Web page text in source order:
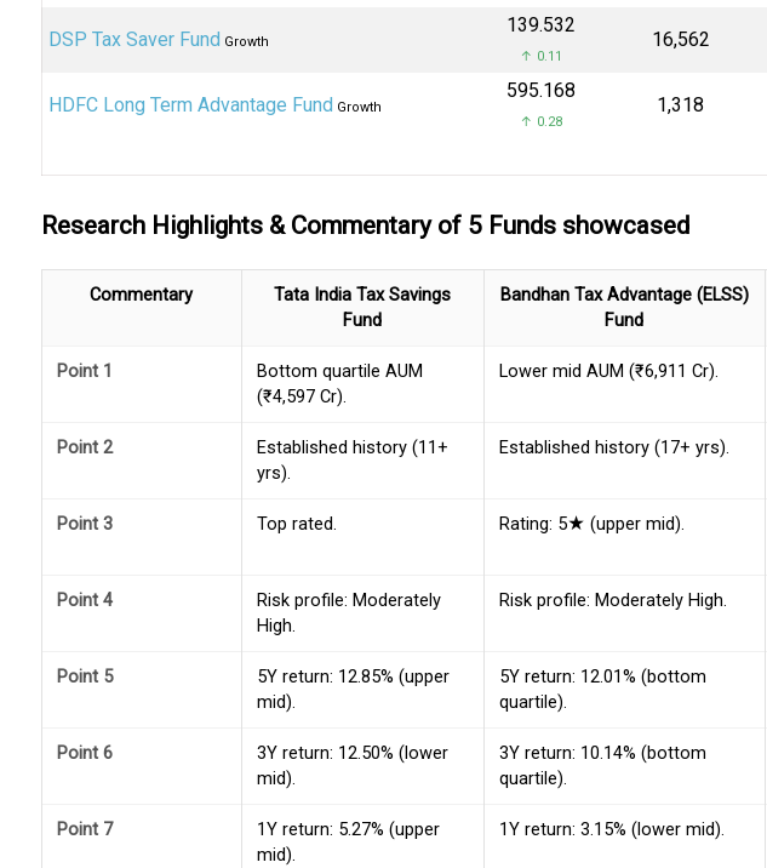
DSP Tax Saver Fund Growth
₹139.532
↑ 0.11
₹16,562
HDFC Long Term Advantage Fund Growth
₹595.168
↑ 0.28
₹1,318
Research Highlights & Commentary of 5 Funds showcased
Commentary
Tata India Tax Savings
Fund
Bandhan Tax Advantage (ELSS)
Fund
Point 1
Bottom quartile AUM
(₹4,597 Cr).
Lower mid AUM (₹6,911 Cr).
Point 2
Established history (11+
yrs).
Established history (17+ yrs).
Point 3 Top rated. Rating: 5★ (upper mid).
Point 4
Risk profile: Moderately
High.
Risk profile: Moderately High.
Point 5
5Y return: 12.85% (upper
mid).
5Y return: 12.01% (bottom
quartile).
Point 6
3Y return: 12.50% (lower
mid).
3Y return: 10.14% (bottom
quartile).
Point 7
1Y return: 5.27% (upper
mid).
1Y return: 3.15% (lower mid).